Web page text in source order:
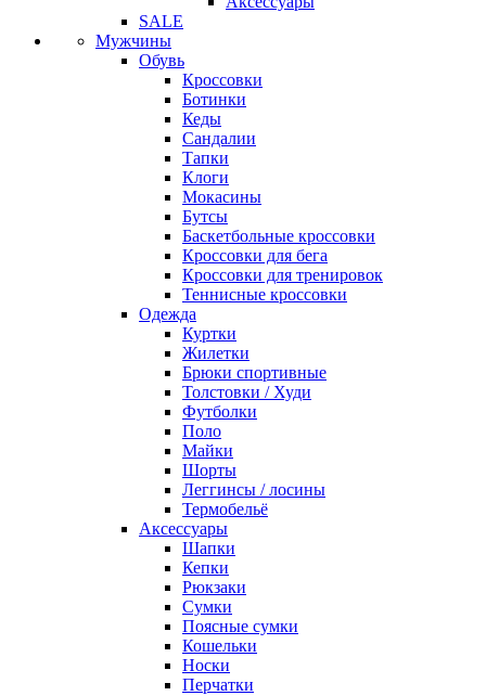
SALE
Мужчины
Обувь
Кроссовки
Ботинки
Кеды
Сандалии
Тапки
Клоги
Мокасины
Бутсы
Баскетбольные кроссовки
Кроссовки для бега
Кроссовки для тренировок
Теннисные кроссовки
Одежда
Куртки
Жилетки
Брюки спортивные
Толстовки / Худи
Футболки
Поло
Майки
Шорты
Леггинсы / лосины
Термобельё
Аксессуары
Шапки
Кепки
Рюкзаки
Сумки
Поясные сумки
Кошельки
Носки
Перчатки